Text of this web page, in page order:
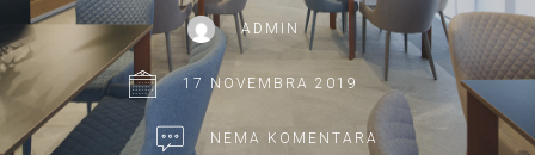
ADMIN
17 NOVEMBRA 2019
NEMA KOMENTARA